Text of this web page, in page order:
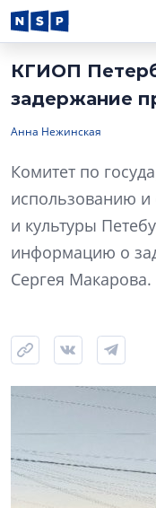
КГИОП
задержание
Анна Нежинская
Комитет по
использованию и
и культуры
информацию о
Сергея Макарова.